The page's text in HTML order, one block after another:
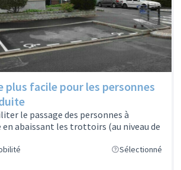
plus facile pour les personnes
le passage des personnes à
abaissant les trottoirs (au niveau de
Sélectionné